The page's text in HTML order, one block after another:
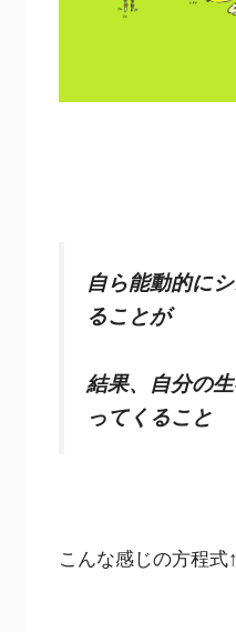
自ら能動的に
ることが
結果、自分の
ってくること
こんな感じの方程式↑